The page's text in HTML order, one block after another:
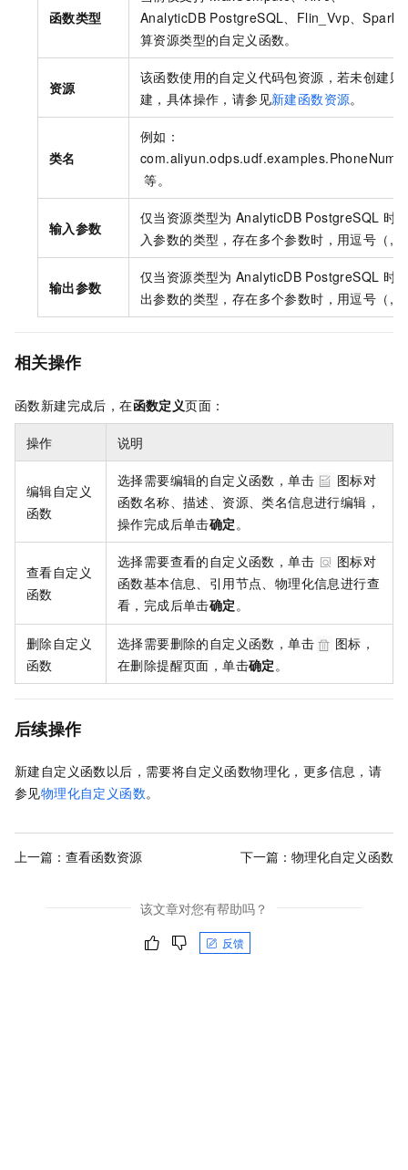
函数类型
AnalyticDB PostgreSQL、Flin_Vvp、Spark
算资源类型的自定义函数。
资源
该函数使用的自定义代码包资源，若未创建则
建，具体操作，请参见新建函数资源。
类名
例如：
等。
输入参数
仅当资源类型为 AnalyticDB PostgreSQL 时
入参数的类型，存在多个参数时，用逗号（,
输出参数
仅当资源类型为 AnalyticDB PostgreSQL 时
出参数的类型，存在多个参数时，用逗号（,
相关操作
函数新建完成后，在函数定义页面：
操作 说明
编辑自定义
函数
选择需要编辑的自定义函数，单击
图标对
函数名称、描述、资源、类名信息进行编辑，
操作完成后单击确定 。
查看自定义
函数
选择需要查看的自定义函数，单击
图标对
函数基本信息、引用节点、物理化信息进行查
看，完成后单击确定。
删除自定义
函数
选择需要删除的自定义函数，单击
图标，
在删除提醒页面，单击确定 。
后续操作
新建自定义函数以后，需要将自定义函数物理化，更多信息，请
参见物理化自定义函数。
上一篇： 查看函数资源 下一篇： 物理化自定义函数
该文章对您有帮助吗？
反馈